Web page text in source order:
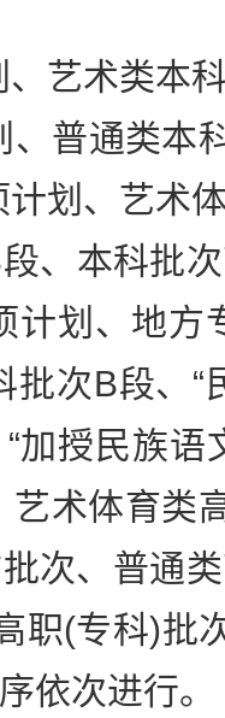
术类本科
、普通类本
划、艺术
、本科批
计划、地方
批次B段、“
加授民族语
艺术体育类
次、普通
职(专科)批
依次进行。